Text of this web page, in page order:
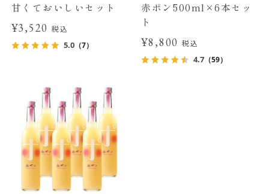
甘くておいしいセット
¥3,520税込
5.0（7）
赤ポン500ml×6本セッ
ト
¥8,800 税込
4.7 （59）